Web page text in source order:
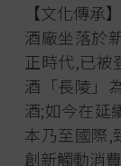
【文化傳承】
酒廠坐落於
正時代,已被
酒「長陵」
酒;如今在延
本乃至國際,
創新觸動消